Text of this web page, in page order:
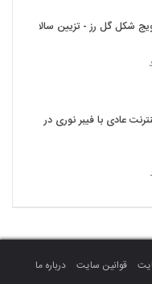
شکل گل رز - تزیین سالاد
عادی با فیبر نوری در
قوانین سایت
درباره ما